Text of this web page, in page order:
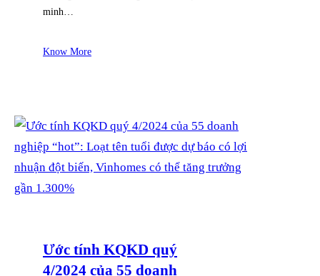
minh…
Know More
Ước tính KQKD quý
4/2024 của 55 doanh